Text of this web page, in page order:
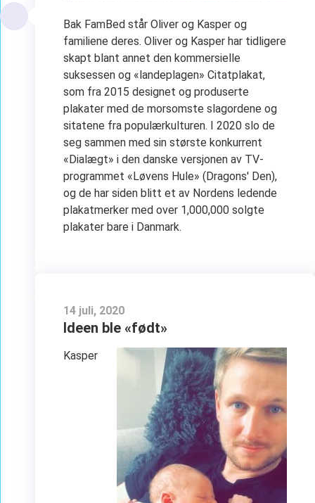
Bak FamBed står Oliver og Kasper og
familiene deres. Oliver og Kasper har tidligere
skapt blant annet den kommersielle
suksessen og «landeplagen» Citatplakat,
som fra 2015 designet og produserte
plakater med de morsomste slagordene og
sitatene fra populærkulturen. I 2020 slo de
seg sammen med sin største konkurrent
«Dialægt» i den danske versjonen av TV-
programmet «Løvens Hule» (Dragons' Den),
og de har siden blitt et av Nordens ledende
plakatmerker med over 1,000,000 solgte
plakater bare i Danmark.
14 juli, 2020
Ideen ble «født»
Kasper